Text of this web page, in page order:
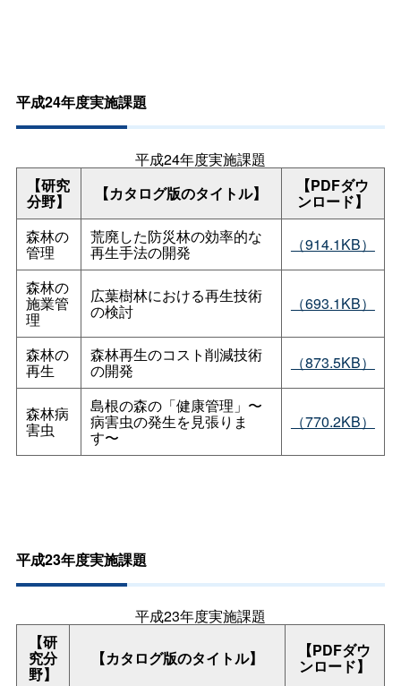
平成24年度実施課題
平成24年度実施課題
【研究
分野】 【カタログ版のタイトル】 【PDFダウ
ンロード】
森林の
管理
荒廃した防災林の効率的な
再生手法の開発 （914.1KB）
森林の
施業管
理
広葉樹林における再生技術
の検討 （693.1KB）
森林の
再生
森林再生のコスト削減技術
の開発 （873.5KB）
森林病
害虫
島根の森の「健康管理」〜
病害虫の発生を見張りま
す〜
（770.2KB）
平成23年度実施課題
平成23年度実施課題
【研
究分
野】
【カタログ版のタイトル】 【PDFダウ
ンロード】